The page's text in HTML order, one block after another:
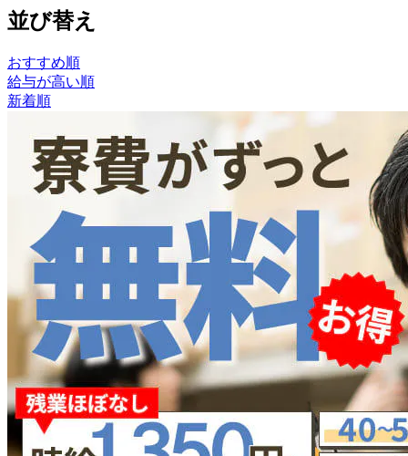
並び替え
おすすめ順
給与が高い順
新着順